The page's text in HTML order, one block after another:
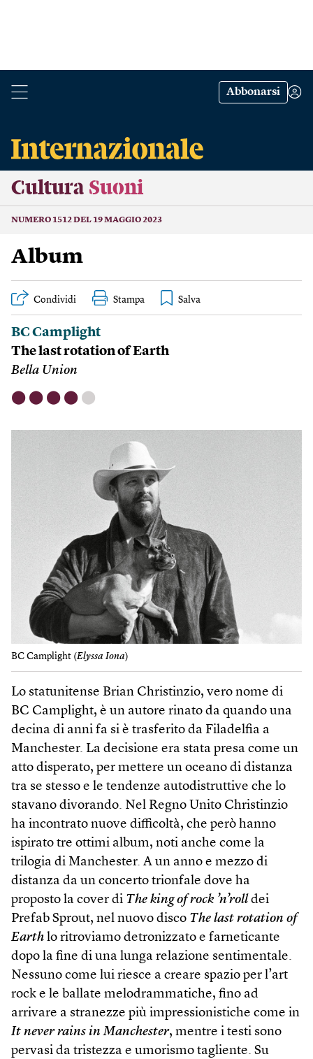
Abbonarsi
Cultura Suoni
NUMERO 1512 DEL 19 MAGGIO 2023
Album
Condividi Stampa
BC Camplight
The last rotation of Earth
Bella Union
⬤ ⬤ ⬤ ⬤ ⬤
BC Camplight (Elyssa Iona)
Lo statunitense Brian Christinzio, vero nome di
BC Camplight, è un autore rinato da quando una
decina di anni fa si è trasferito da Filadelfia a
Manchester. La decisione era stata presa come un
atto disperato, per mettere un oceano di distanza
tra se stesso e le tendenze autodistruttive che lo
stavano divorando. Nel Regno Unito Christinzio
ha incontrato nuove difficoltà, che però hanno
ispirato tre ottimi album, noti anche come la
trilogia di Manchester. A un anno e mezzo di
distanza da un concerto trionfale dove ha
proposto la cover di The king of rock ’n’roll dei
Prefab Sprout, nel nuovo disco The last rotation of
Earth lo ritroviamo detronizzato e farneticante
dopo la fine di una lunga relazione sentimentale.
Nessuno come lui riesce a creare spazio per l’art
rock e le ballate melodrammatiche, fino ad
arrivare a stranezze più impressionistiche come in
It never rains in Manchester, mentre i testi sono
pervasi da tristezza e umorismo tagliente. Su